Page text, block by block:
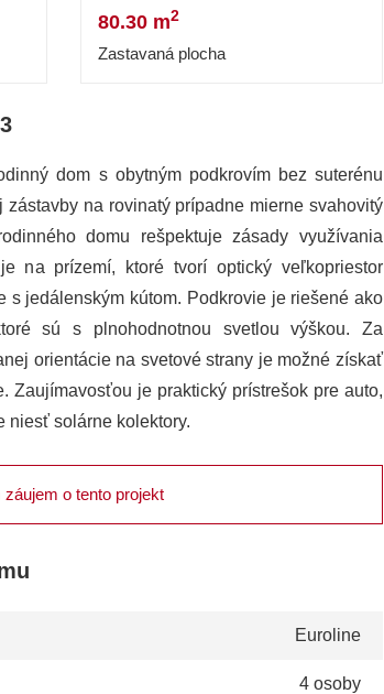
80.30 m2
Zastavaná plocha
dom s obytným podkrovím bez suterénu
na rovinatý prípadne mierne svahovitý
domu rešpektuje zásady využívania
na prízemí, ktoré tvorí optický veľkopriestor
s jedálenským kútom. Podkrovie je riešené ako
sú s plnohodnotnou svetlou výškou. Za
orientácie na svetové strany je možné získať
Zaujímavosťou je praktický prístrešok pre auto,
niesť solárne kolektory.
záujem o tento projekt
Euroline
4 osoby